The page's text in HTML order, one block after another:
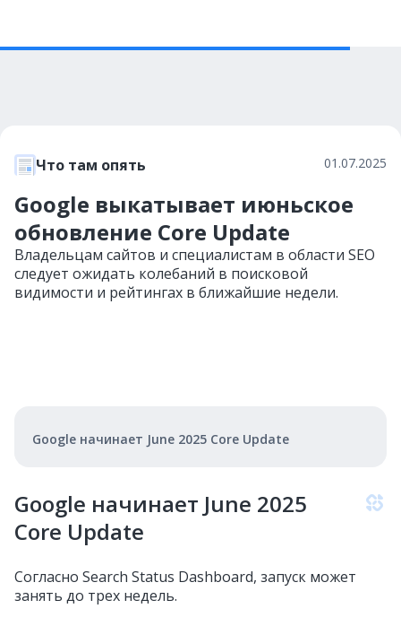
Что там опять 01.07.2025
Google выкатывает июньское
обновление Core Update
Владельцам сайтов и специалистам в области SEO
следует ожидать колебаний в поисковой
видимости и рейтингах в ближайшие недели.
Google начинает June 2025 Core Update
Google начинает June 2025
Core Update
Согласно Search Status Dashboard, запуск может
занять до трех недель.